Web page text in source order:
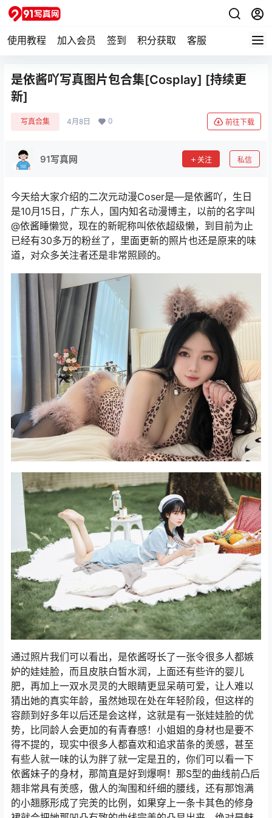
使用教程 加入会员 签到 积分获取 客服
是依酱吖写真图片包合集[Cosplay] [持续更
新]
写真合集 4月8日 0 前往下载
91写真网 关注 私信
今天给大家介绍的二次元动漫Coser是—是依酱吖，生日
是10月15日，广东人，国内知名动漫博主，以前的名字叫
@依酱睡懒觉，现在的新昵称叫依依超级懒，到目前为止
已经有30多万的粉丝了，里面更新的照片也还是原来的味
道，对众多关注者还是非常照顾的。
通过照片我们可以看出，是依酱呀长了一张令很多人都嫉
妒的娃娃脸，而且皮肤白皙水润，上面还有些许的婴儿
肥，再加上一双水灵灵的大眼睛更显呆萌可爱，让人难以
猜出她的真实年龄，虽然她现在处在年轻阶段，但这样的
容颜到好多年以后还是会这样，这就是有一张娃娃脸的优
势，比同龄人会更加的有青春感！小姐姐的身材也是要不
得不提的，现实中很多人都喜欢和追求苗条的羙感，甚至
有些人就一味的认为胖了就一定是丑的，你们可以看一下
依酱妹子的身材，那简直是好到爆啊！那S型的曲线前凸后
翘非常具有羙感，傲人的洶围和纤细的腰线，还有那饱满
的小翘豚形成了完羙的比例，如果穿上一条卡其色的修身